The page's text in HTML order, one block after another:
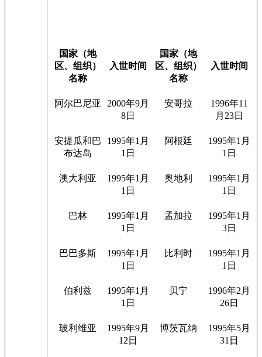
国家（地
区、组织）
名称
入世时间
国家（地
区、组织）
名称
入世时间
阿尔巴尼亚
2000年9月
8日
安哥拉
1996年11
月23日
安提瓜和巴
布达岛
1995年1月
1日
阿根廷
1995年1月
1日
澳大利亚
1995年1月
1日
奥地利
1995年1月
1日
巴林
1995年1月
1日
孟加拉
1995年1月
3日
巴巴多斯
1995年1月
1日
比利时
1995年1月
1日
伯利兹
1995年1月
1日
贝宁
1996年2月
26日
玻利维亚
1995年9月
12日
博茨瓦纳
1995年5月
31日